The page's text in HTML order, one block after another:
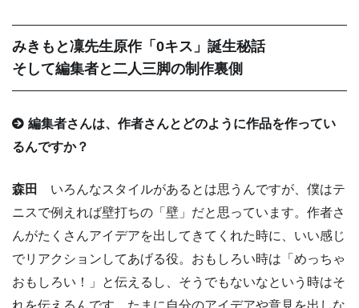
みきもと凜先生原作「0キス」誕生秘話
そして編集者と二人三脚の制作裏側
編集者さんは、作者さんとどのように作品を作ってい
るんですか？
森田
いろんなスタイルがあるとは思うんですが、僕はテ
ニスで例えれば壁打ちの「壁」だと思っています。作者さ
んがたくさんアイデアを出してきてくれた時に、いい感じ
でリアクションしてあげる役。おもしろい時は「めっちゃ
おもしろい！」と伝えるし、そうでもないなという時はそ